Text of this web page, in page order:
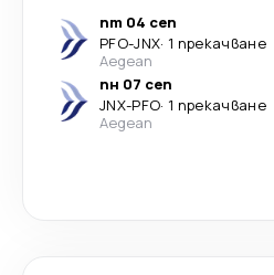
пт 04 сеп
PFO-JNX· 1 прекачване
Aegean
пн 07 сеп
JNX-PFO· 1 прекачване
Aegean